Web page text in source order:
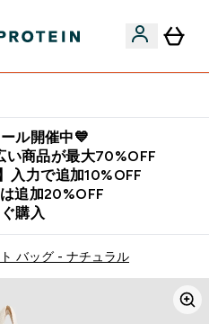
ル開催中💙
い商品が最大70%OFF
入力で追加10%OFF
追加20%OFF
購入
バッグ - ナチュラル